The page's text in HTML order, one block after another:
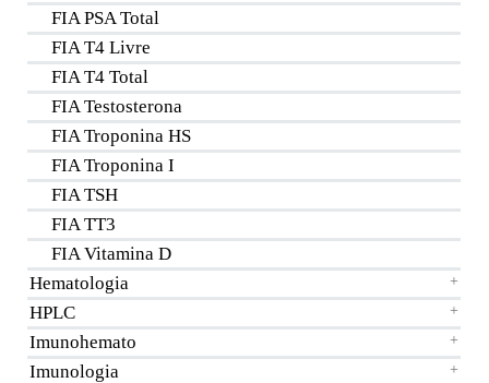
FIA PSA Total
FIA T4 Livre
FIA T4 Total
FIA Testosterona
FIA Troponina HS
FIA Troponina I
FIA TSH
FIA TT3
FIA Vitamina D
Hematologia
+
HPLC +
Imunohemato +
Imunologia +